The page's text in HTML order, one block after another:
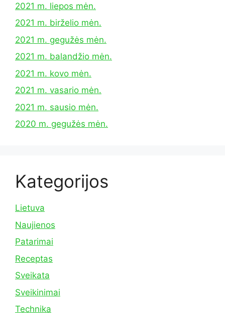
2021 m. liepos mėn.
2021 m. birželio mėn.
2021 m. gegužės mėn.
2021 m. balandžio mėn.
2021 m. kovo mėn.
2021 m. vasario mėn.
2021 m. sausio mėn.
2020 m. gegužės mėn.
Kategorijos
Lietuva
Naujienos
Patarimai
Receptas
Sveikata
Sveikinimai
Technika